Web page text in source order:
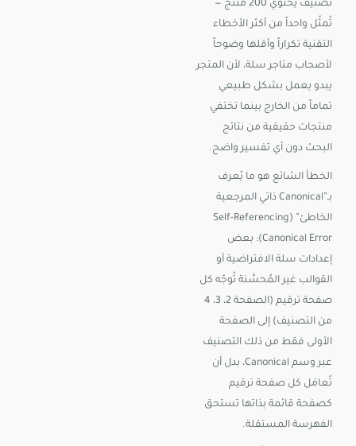
تصنيف يحتوي 200 منتج —
تُمثّل واحداً من أكثر الأخطاء
التقنية تكراراً وأقلها وضوحاً
لأصحاب متاجر سلة، لأن المتجر
يبدو يعمل بشكل طبيعي
تماماً من الخارج بينما تختفي
منتجات حقيقية من نتائج
البحث دون أي تفسير واضح.
الخطأ الشائع هو ما يُعرف
بـ”Canonical ذاتي المرجعية
الخاطئ” (Self-Referencing
Canonical Error): بعض
إعدادات سلة الافتراضية أو
القوالب غير المُحسَّنة تُوجّه كل
صفحة ترقيم (الصفحة 2، 3، 4
من التصنيف) إلى الصفحة
الأولى فقط من ذلك التصنيف
عبر وسم Canonical، بدل أن
تُعامَل كل صفحة ترقيم
كصفحة قائمة بذاتها تستحق
الفهرسة المستقلة.